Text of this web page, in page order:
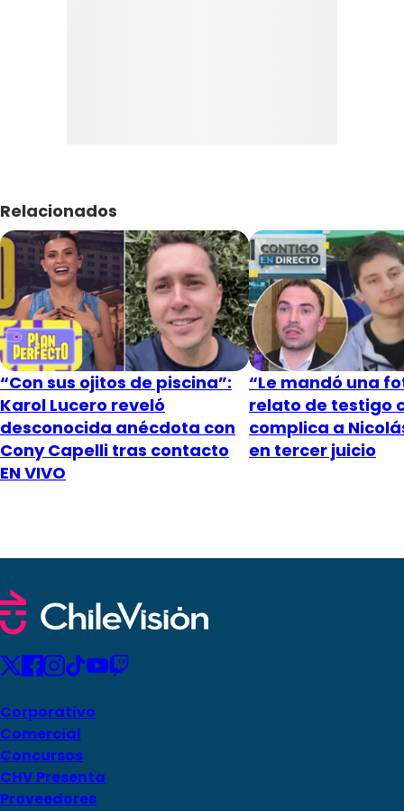
Relacionados
“Con sus ojitos de piscina”:
Karol Lucero reveló
desconocida anécdota con
Cony Capelli tras contacto
EN VIVO
“Le mandó una
relato de testigo
complica a
en tercer juicio
Corporativo
Comercial
Concursos
CHV Presenta
Proveedores